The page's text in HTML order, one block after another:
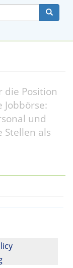
die Position
Jobbörse:
und
Stellen als